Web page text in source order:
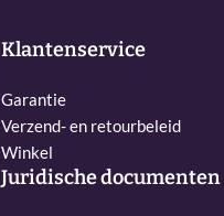
Klantenservice
Garantie
Verzend- en retourbeleid
Winkel
Juridische documenten